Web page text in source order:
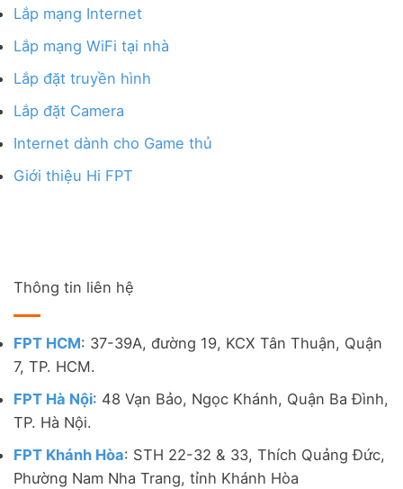
Lắp mạng Internet
Lắp mạng WiFi tại nhà
Lắp đặt truyền hình
Lắp đặt Camera
Internet dành cho Game thủ
Giới thiệu Hi FPT
Thông tin liên hệ
FPT HCM: 37-39A, đường 19, KCX Tân Thuận, Quận
7, TP. HCM.
FPT Hà Nội: 48 Vạn Bảo, Ngọc Khánh, Quận Ba Đình,
TP. Hà Nội.
FPT Khánh Hòa: STH 22-32 & 33, Thích Quảng Đức,
Phường Nam Nha Trang, tỉnh Khánh Hòa